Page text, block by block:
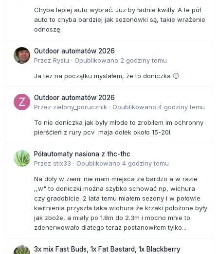
Chyba lepiej auto wybrać. Juz by ładnie kwitły. A te pół
auto to chyba bardziej jak sezonówki są, takie wrażenie
odnoszę.
Outdoor automatów 2026
Przez Rysiu · Opublikowano 2 godziny temu
Ja tez na początku myslałem, że to doniczka 🙂
Outdoor automatów 2026
Przez zielony_porucznik · Opublikowano 4 godziny temu
To nie doniczka jak były młode to zrobiłem im ochronny
pierśćień z rury pcv maja dołek około 15-20l
Półautomaty nasiona z thc-thc
Przez stix33 · Opublikowano 4 godziny temu
Na doły w ziemi nie mam miejsca za bardzo a w razie
,,w" to doniczki można szybko schować np, wichura
czy gradobicie. 2 lata temu miałem sezony i w połowie
kwitnienia przyszła taka wichura że krzaki położone były
jak zboże, a miały po 1.8m do 2.3m i mocno mnie to
zdenerwowało dlatego teraz postanowiłem tylko...
3x mix Fast Buds, 1x Fat Bastard, 1x Blackberry